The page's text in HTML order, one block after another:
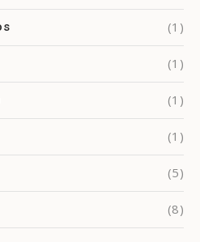
(1)
(1)
(1)
(1)
(5)
(8)